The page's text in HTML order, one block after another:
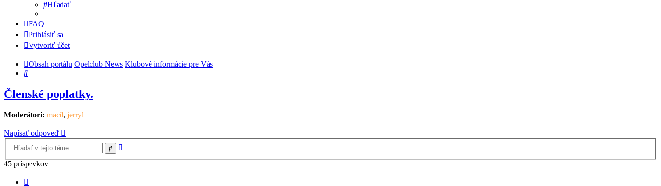
Hľadať
FAQ
Prihlásiť sa
Vytvoriť účet
Obsah portálu Opelclub News Klubové informácie pre Vás
Hľadať
Členské poplatky.
Moderátori: macil, jerryl
Napísať odpoveď
Hľadať
45 príspevkov